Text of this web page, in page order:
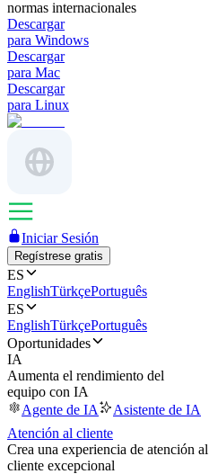
normas internacionales
Descargar
para Windows
Descargar
para Mac
Descargar
para Linux
Iniciar Sesión
Regístrese gratis
ES
EnglishTürkçePortuguês
ES
EnglishTürkçePortuguês
Oportunidades
IA
Aumenta el rendimiento del
equipo con IA
Agente de IA
Asistente de IA
Atención al cliente
Crea una experiencia de atención al
cliente excepcional